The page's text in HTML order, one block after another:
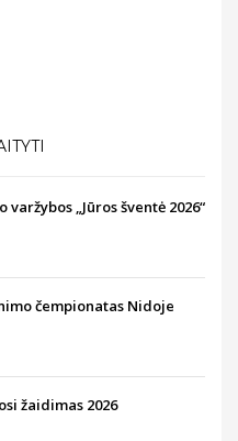
„Jūros šventė 2026“
čempionatas Nidoje
žaidimas 2026